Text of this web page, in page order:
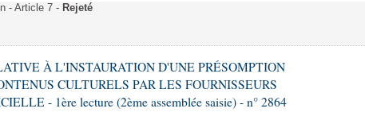
- Article 7 - Rejeté
À L'INSTAURATION D'UNE PRÉSOMPTION
CULTURELS PAR LES FOURNISSEURS
- 1ère lecture (2ème assemblée saisie) - n° 2864